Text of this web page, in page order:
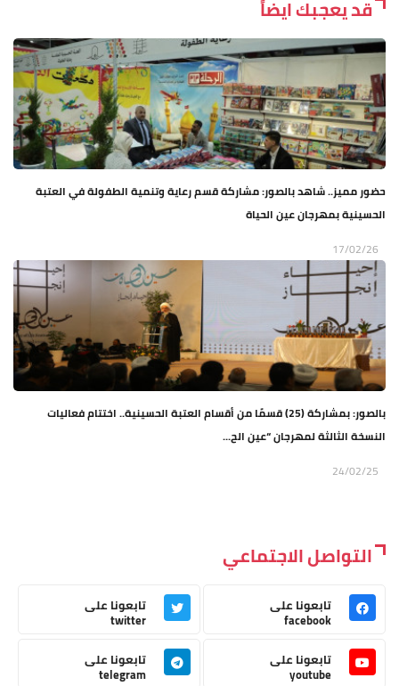
قد يعجبك ايضاً
حضور مميز.. شاهد بالصور: مشاركة قسم رعاية وتنمية الطفولة في العتبة
الحسينية بمهرجان عين الحياة
17/02/26
بالصور: بمشاركة (25) قسمًا من أقسام العتبة الحسينية.. اختتام فعاليات
النسخة الثالثة لمهرجان “عين الح...
24/02/25
التواصل الاجتماعي
تابعونا على
facebook
تابعونا على
twitter
تابعونا على
youtube
تابعونا على
telegram